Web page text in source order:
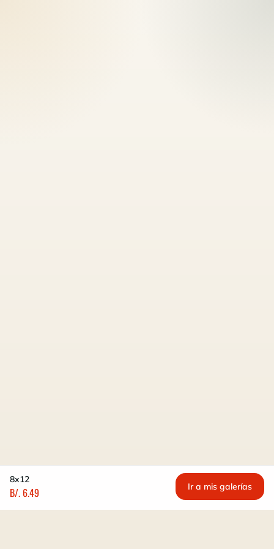
8x12
B/. 6.49 Ir a mis galerías